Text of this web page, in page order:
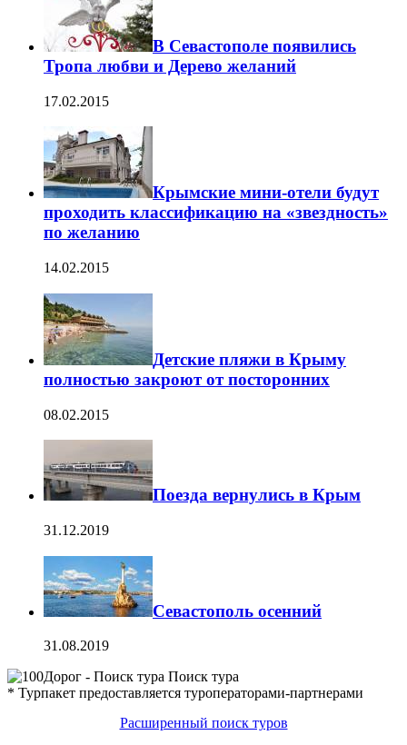
В Севастополе появились
Тропа любви и Дерево желаний
17.02.2015
Крымские мини-отели будут
проходить классификацию на «звездность»
по желанию
14.02.2015
Детские пляжи в Крыму
полностью закроют от посторонних
08.02.2015
Поезда вернулись в Крым
31.12.2019
Севастополь осенний
31.08.2019
Поиск тура
* Турпакет предоставляется туроператорами-партнерами
Расширенный поиск туров